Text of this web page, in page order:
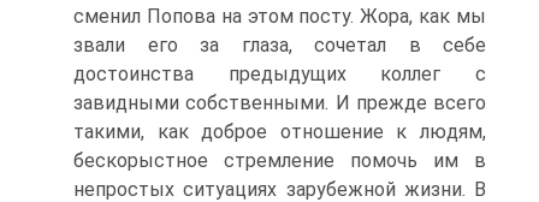
сменил Попова на этом посту. Жора, как мы
звали его за глаза, сочетал в себе
достоинства предыдущих коллег с
завидными собственными. И прежде всего
такими, как доброе отношение к людям,
бескорыстное стремление помочь им в
непростых ситуациях зарубежной жизни. В